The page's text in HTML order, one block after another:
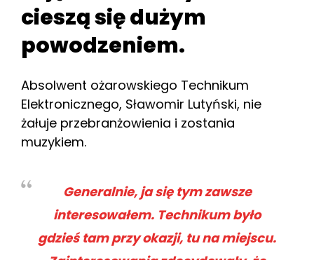
cieszą się dużym
powodzeniem.
Absolwent ożarowskiego Technikum
Elektronicznego, Sławomir Lutyński, nie
żałuje przebranżowienia i zostania
muzykiem.
Generalnie, ja się tym zawsze
interesowałem. Technikum było
gdzieś tam przy okazji, tu na miejscu.